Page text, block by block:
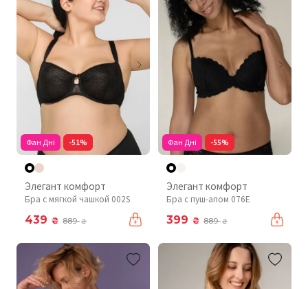
Фан Дні -51%
Элегант комфорт
Бра с мягкой чашкой 002S
439 ₴ 889₴
Фан Дні -55%
Элегант комфорт
Бра с пуш-апом 076Е
399 ₴ 889₴